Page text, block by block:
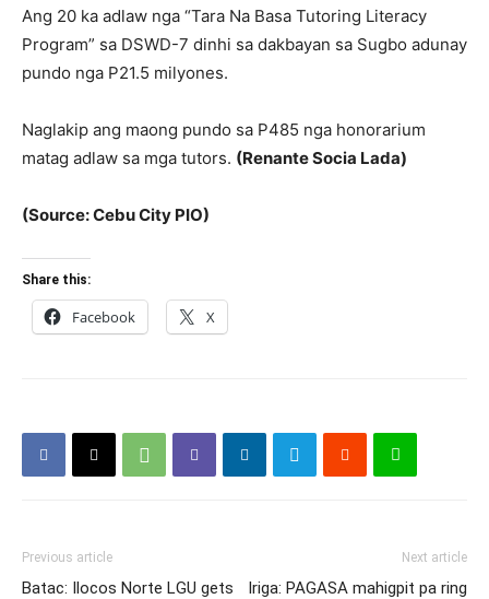
Ang 20 ka adlaw nga “Tara Na Basa Tutoring Literacy
Program” sa DSWD-7 dinhi sa dakbayan sa Sugbo adunay
pundo nga P21.5 milyones.
Naglakip ang maong pundo sa P485 nga honorarium
matag adlaw sa mga tutors. (Renante Socia Lada)
(Source: Cebu City PIO)
Share this:
Facebook X
Previous article
Batac: Ilocos Norte LGU gets
Next article
Iriga: PAGASA mahigpit pa ring